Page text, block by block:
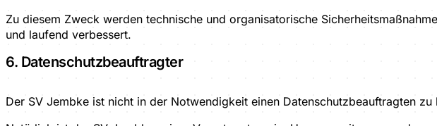
Zu diesem Zweck werden technische und organisatorische
und laufend verbessert.
6. Datenschutzbeauftragter
Der SV Jembke ist nicht in der Notwendigkeit einen Datenschutzbeauftragten